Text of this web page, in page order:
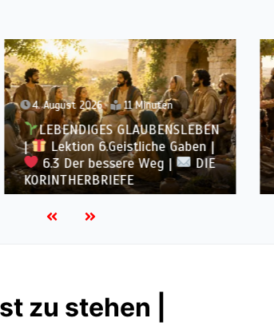
|
DIE
3. August 2026 12 Minuten
LEBENDIGES
|
Lektion 6.Geistliche
6.2 Einheit durch
DIE KORINTHERBRIEFE
zu stehen |